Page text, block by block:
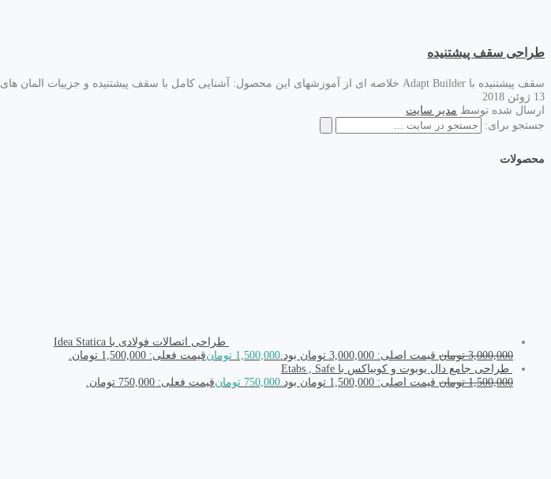
طراحی سقف پیشتنیده
سقف پیشتنیده با Adapt Builder خلاصه ای از آموزشهای این محصول: آشنایی کامل با سقف پیشتنیده و جزییات المان های آن آشنایی با نکات آیین نامه آشنایی با اجرای این…
13 ژوئن 2018
ارسال شده توسط مدیر سایت
جستجو برای:
محصولات
طراحی اتصالات فولادی با Idea Statica
3,000,000 تومان قیمت اصلی: 3,000,000 تومان بود. 1,500,000 تومانقیمت فعلی: 1,500,000 تومان.
طراحی جامع دال یوبوت و کوبیاکس با Etabs , Safe
1,500,000 تومان قیمت اصلی: 1,500,000 تومان بود. 750,000 تومانقیمت فعلی: 750,000 تومان.